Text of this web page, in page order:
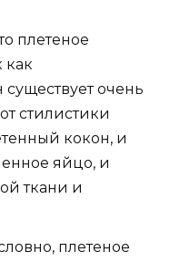
плетеное
как
очень
стилистики
кокон, и
яйцо, и
ткани и
плетеное